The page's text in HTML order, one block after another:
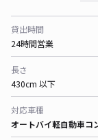
貸出時間
24時間営業
長さ
430cm 以下
対応車種
オートバイ軽自動車コ